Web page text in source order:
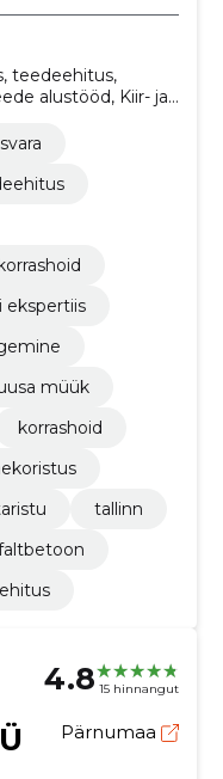
teedeehitus,
alustööd, Kiir- ja
teede, tänavate
ehitustööd
ekspertiis
müük
korrashoid
tallinn
4.8 15 hinnangut
Pärnumaa